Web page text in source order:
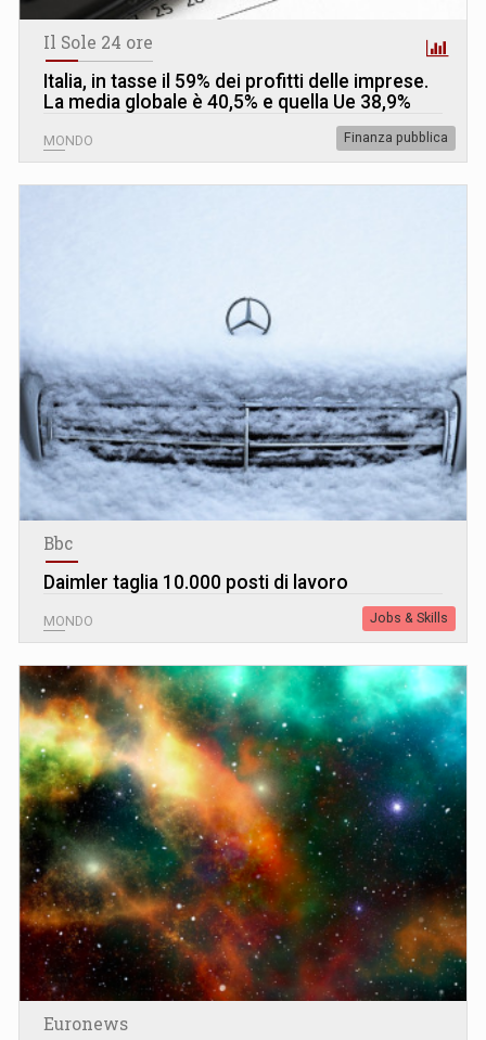
Il Sole 24 ore
Italia, in tasse il 59% dei profitti delle imprese.
La media globale è 40,5% e quella Ue 38,9%
MONDO Finanza pubblica
Bbc
Daimler taglia 10.000 posti di lavoro
MONDO Jobs & Skills
Euronews